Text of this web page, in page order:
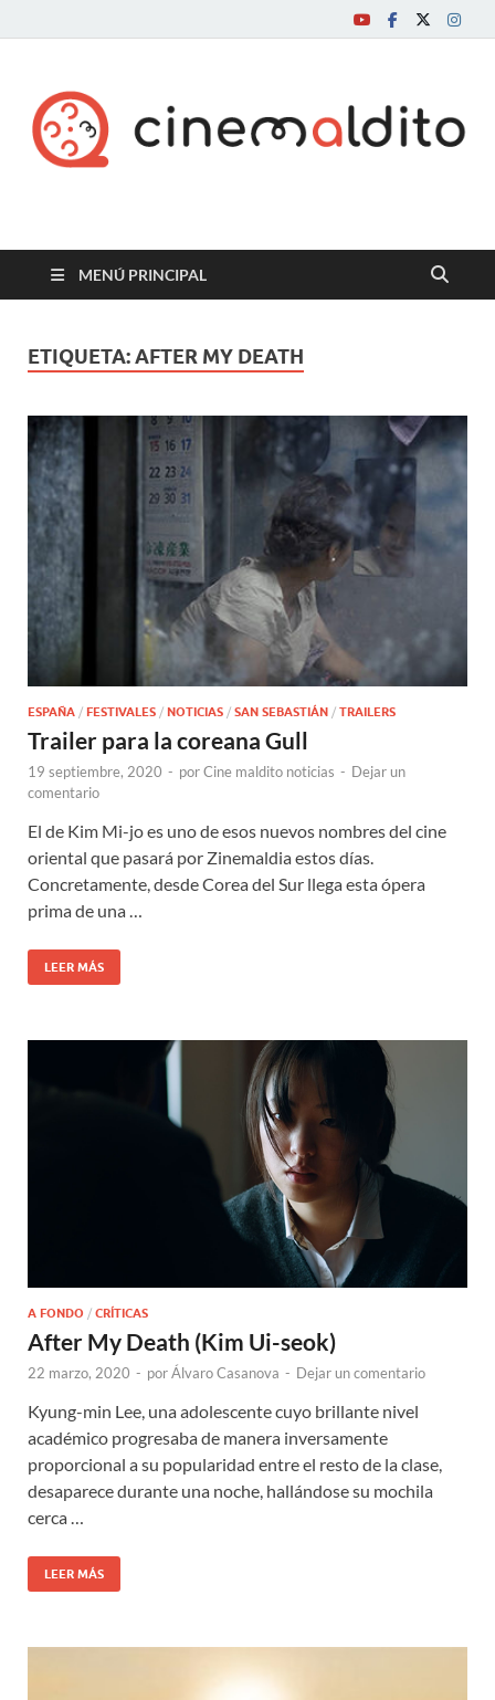
Cine maldito
MENÚ PRINCIPAL
ETIQUETA:AFTER MY DEATH
ESPAÑA / FESTIVALES / NOTICIAS / SAN SEBASTIÁN / TRAILERS
Trailer para la coreana Gull
19 septiembre, 2020 - porCine maldito noticias - Dejar un
comentario
El de Kim Mi-jo es uno de esos nuevos nombres del cine
oriental que pasará por Zinemaldia estos días.
Concretamente, desde Corea del Sur llega esta ópera
prima de una …
LEER MÁS
A FONDO / CRÍTICAS
After My Death (Kim Ui-seok)
22 marzo, 2020 - porÁlvaro Casanova - Dejar un comentario
Kyung-min Lee, una adolescente cuyo brillante nivel
académico progresaba de manera inversamente
proporcional a su popularidad entre el resto de la clase,
desaparece durante una noche, hallándose su mochila
cerca …
LEER MÁS